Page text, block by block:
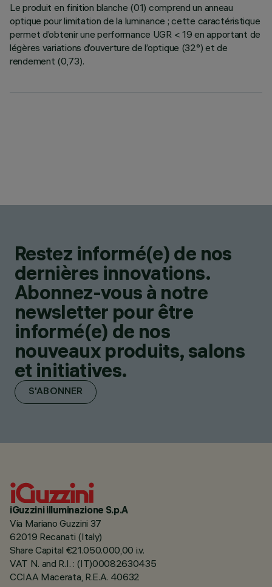
Le produit en finition blanche (01) comprend un anneau
optique pour limitation de la luminance ; cette caractéristique
permet d’obtenir une performance UGR < 19 en apportant de
légères variations d’ouverture de l’optique (32°) et de
rendement (0,73).
Restez informé(e) de nos
dernières innovations.
Abonnez-vous à notre
newsletter pour être
informé(e) de nos
nouveaux produits, salons
et initiatives.
S'ABONNER
iGuzzini illuminazione S.p.A
Via Mariano Guzzini 37
62019 Recanati (Italy)
Share Capital €21.050.000,00 i.v.
VAT N. and R.I. : (IT)00082630435
CCIAA Macerata, R.E.A. 40632